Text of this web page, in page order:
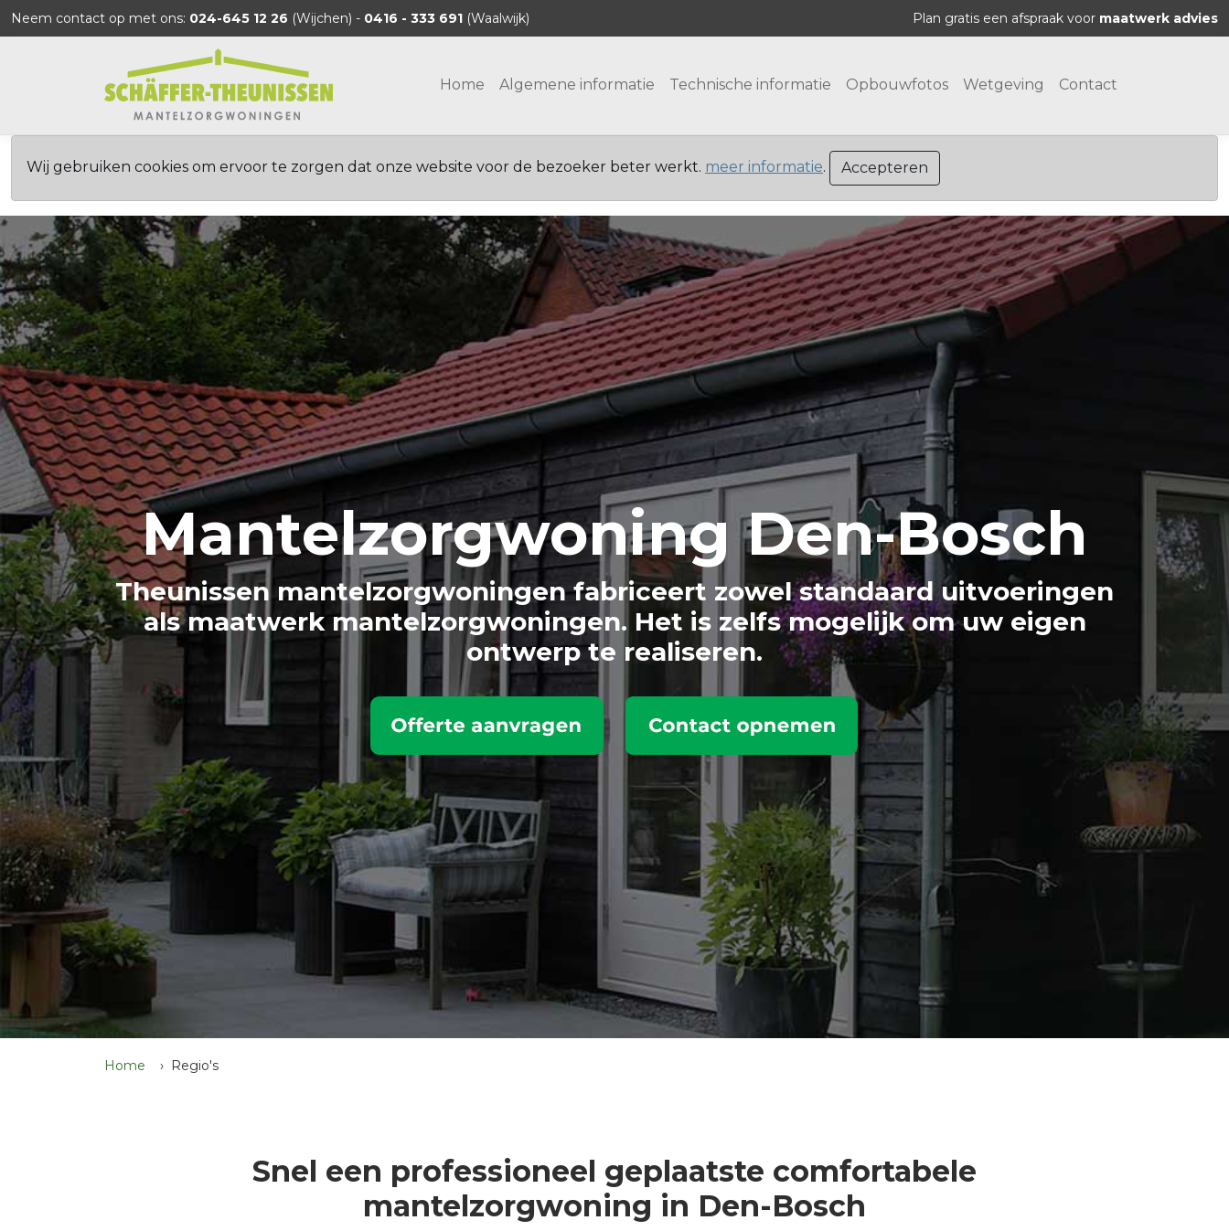
Neem contact op met ons: 024-645 12 26 (Wijchen) - 0416 - 333 691 (Waalwijk) Plan gratis een afspraak voor maatwerk advies
Home Algemene informatie Technische informatie Opbouwfotos Wetgeving Contact
Wij gebruiken cookies om ervoor te zorgen dat onze website voor de bezoeker beter werkt. meer informatie. Accepteren
Mantelzorgwoning Den-Bosch
Theunissen mantelzorgwoningen fabriceert zowel standaard uitvoeringen
als maatwerk mantelzorgwoningen. Het is zelfs mogelijk om uw eigen
ontwerp te realiseren.
Home Regio's
Snel een professioneel geplaatste comfortabele
mantelzorgwoning in Den-Bosch